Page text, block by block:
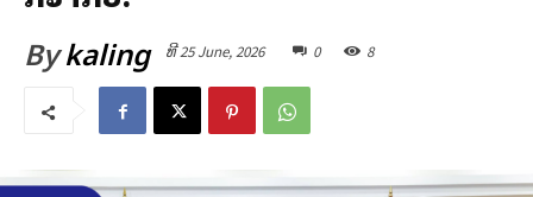
Bykaling ທີ 25 June, 2026 0 8